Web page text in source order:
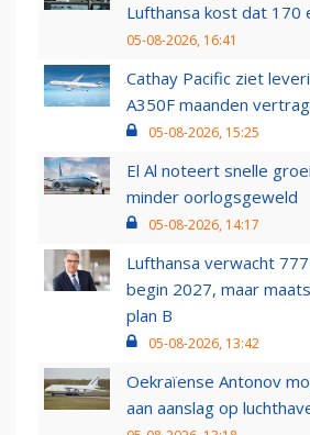
Lufthansa kost dat 170
05-08-2026, 16:41
Cathay Pacific ziet
A350F maanden
05-08-2026, 15:25
El Al noteert snelle
minder oorlogsgeweld
05-08-2026, 14:17
Lufthansa verwacht
begin 2027, maar
plan B
05-08-2026, 13:42
Oekraïense Antonov
aan aanslag op